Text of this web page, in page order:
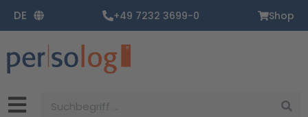
Inhalt
springen
DE +49 7232 3699-0 Shop